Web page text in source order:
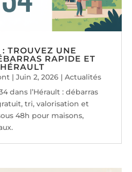
TROUVEZ UNE
RAPIDE ET
|Juin 2, 2026 |Actualités
dans l’Hérault : débarras
tri, valorisation et
48h pour maisons,